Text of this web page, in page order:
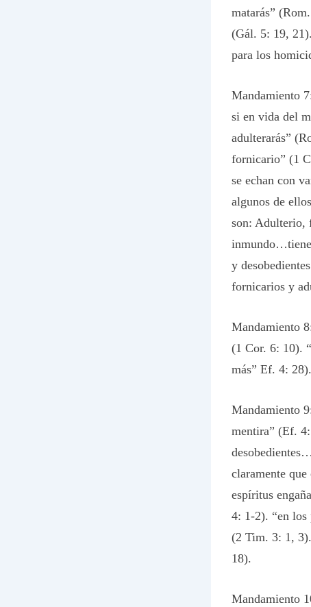
matarás”
(Gál. 5: 19,
para los
Mandamiento
si en vida del
adulterarás”
fornicario” (1
se echan con
algunos de
son: Adulterio,
inmundo…tiene
y
fornicarios y
Mandamiento
(1 Cor. 6: 10).
más” Ef. 4: 28).
Mandamiento
mentira” (Ef.
claramente
espíritus
4: 1-2). “en los
(2 Tim. 3: 1,
18).
Mandamiento